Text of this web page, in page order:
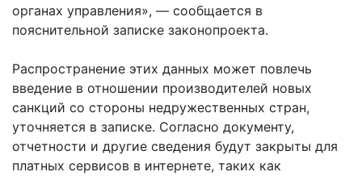
органах управления», — сообщается в
пояснительной записке законопроекта.
Распространение этих данных может повлечь
введение в отношении производителей новых
санкций со стороны недружественных стран,
уточняется в записке. Согласно документу,
отчетности и другие сведения будут закрыты для
платных сервисов в интернете, таких как